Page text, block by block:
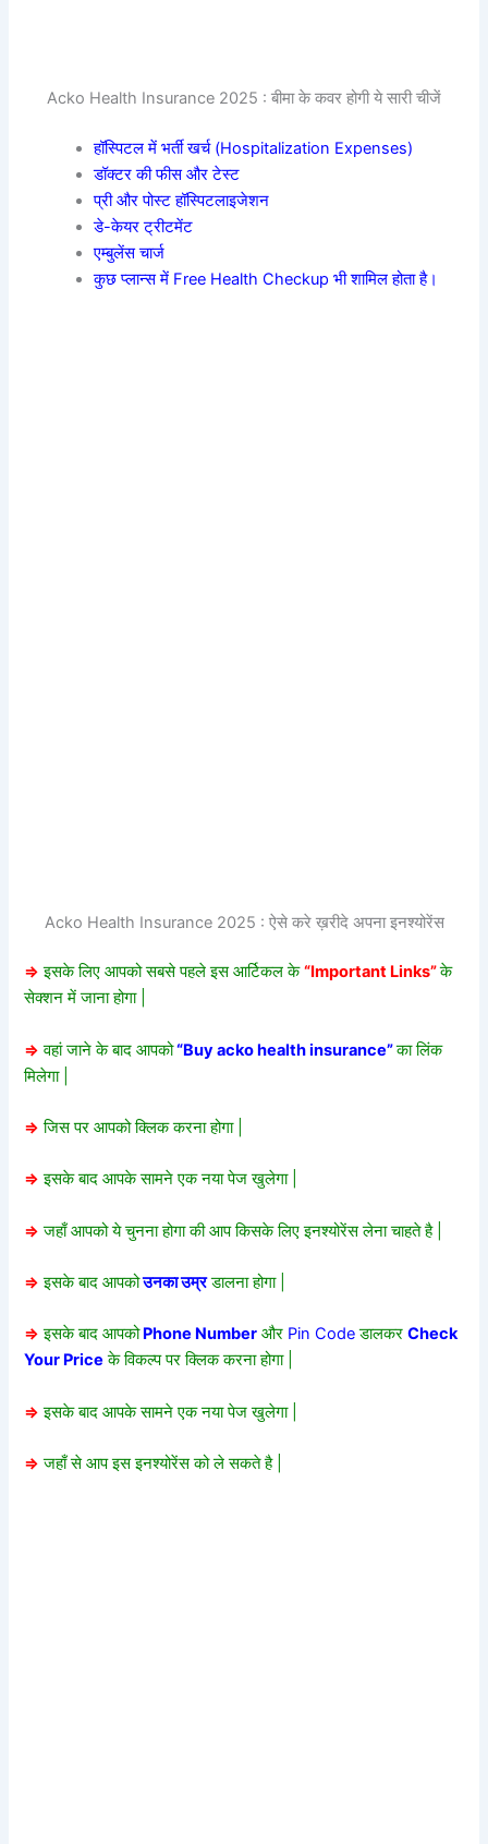
Acko Health Insurance 2025 : बीमा के कवर होगी ये सारी चीजें
हॉस्पिटल में भर्ती खर्च (Hospitalization Expenses)
डॉक्टर की फीस और टेस्ट
प्री और पोस्ट हॉस्पिटलाइजेशन
डे-केयर ट्रीटमेंट
एम्बुलेंस चार्ज
कुछ प्लान्स में Free Health Checkup भी शामिल होता है।
Acko Health Insurance 2025 : ऐसे करे ख़रीदे अपना इनश्योरेंस
=> इसके लिए आपको सबसे पहले इस आर्टिकल के“Important Links”के
सेक्शन में जाना होगा |
=> वहां जाने के बाद आपको“Buy acko health insurance”का लिंक
मिलेगा |
=> जिस पर आपको क्लिक करना होगा |
=> इसके बाद आपके सामने एक नया पेज खुलेगा |
=> जहाँ आपको ये चुनना होगा की आप किसके लिए इनश्योरेंस लेना चाहते है |
=> इसके बाद आपकोउनका उम्रडालना होगा |
=> इसके बाद आपकोPhone Number और Pin CodeडालकरCheck
Your Price के विकल्प पर क्लिक करना होगा |
=> इसके बाद आपके सामने एक नया पेज खुलेगा |
=> जहाँ से आप इस इनश्योरेंस को ले सकते है |